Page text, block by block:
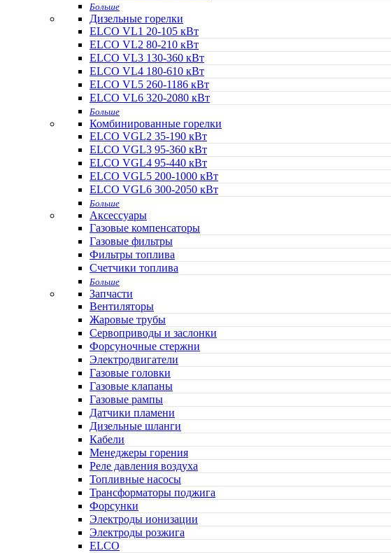
Больше
Дизельные горелки
ELCO VL1 20-105 кВт
ELCO VL2 80-210 кВт
ELCO VL3 130-360 кВт
ELCO VL4 180-610 кВт
ELCO VL5 260-1186 кВт
ELCO VL6 320-2080 кВт
Больше
Комбинированные горелки
ELCO VGL2 35-190 кВт
ELCO VGL3 95-360 кВт
ELCO VGL4 95-440 кВт
ELCO VGL5 200-1000 кВт
ELCO VGL6 300-2050 кВт
Больше
Аксессуары
Газовые компенсаторы
Газовые фильтры
Фильтры топлива
Счетчики топлива
Больше
Запчасти
Вентиляторы
Жаровые трубы
Сервоприводы и заслонки
Форсуночные стержни
Электродвигатели
Газовые головки
Газовые клапаны
Газовые рампы
Датчики пламени
Дизельные шланги
Кабели
Менеджеры горения
Реле давления воздуха
Топливные насосы
Трансформаторы поджига
Форсунки
Электроды ионизации
Электроды розжига
ELCO